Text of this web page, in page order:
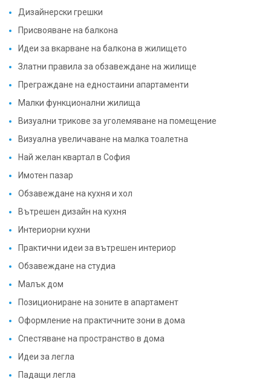
Дизайнерски грешки
Присвояване на балкона
Идеи за вкарване на балкона в жилището
Златни правила за обзавеждане на жилище
Преграждане на едностаини апартаменти
Малки функционални жилища
Визуални трикове за уголемяване на помещение
Визуална увеличаване на малка тоалетна
Най желан квартал в София
Имотен пазар
Обзавеждане на кухня и хол
Вътрешен дизайн на кухня
Интериорни кухни
Практични идеи за вътрешен интериор
Обзавеждане на студиа
Малък дом
Позициониране на зоните в апартамент
Оформление на практичните зони в дома
Спестяване на пространство в дома
Идеи за легла
Падащи легла